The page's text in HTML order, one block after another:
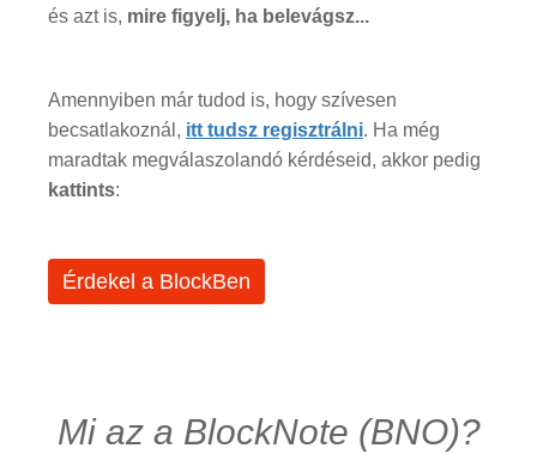
és azt is, mire figyelj, ha belevágsz...
Amennyiben már tudod is, hogy szívesen
becsatlakoznál, itt tudsz regisztrálni. Ha még
maradtak megválaszolandó kérdéseid, akkor pedig
kattints:
Érdekel a BlockBen
Mi az a BlockNote (BNO)?